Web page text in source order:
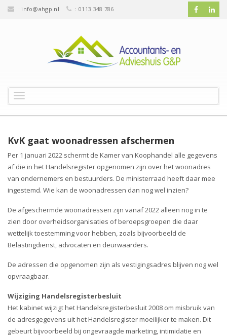
: info@ahgp.nl : 0113 348 786
o
g
l
n
a
v
i
a
t
o
n
KvK gaat woonadressen afschermen
Per 1 januari 2022 schermt de Kamer van Koophandel alle gegevens
af die in het Handelsregister opgenomen zijn over het woonadres
van ondernemers en bestuurders. De ministerraad heeft daar mee
ingestemd. Wie kan de woonadressen dan nog wel inzien?
De afgeschermde woonadressen zijn vanaf 2022 alleen nog in te
zien door overheidsorganisaties of beroepsgroepen die daar
wettelijk toestemming voor hebben, zoals bijvoorbeeld de
Belastingdienst, advocaten en deurwaarders.
De adressen die opgenomen zijn als vestigingsadres blijven nog wel
opvraagbaar.
Wijziging Handelsregisterbesluit
Het kabinet wijzigt het Handelsregisterbesluit 2008 om misbruik van
de adresgegevens uit het Handelsregister moeilijker te maken. Dit
gebeurt bijvoorbeeld bij ongevraagde marketing, intimidatie en